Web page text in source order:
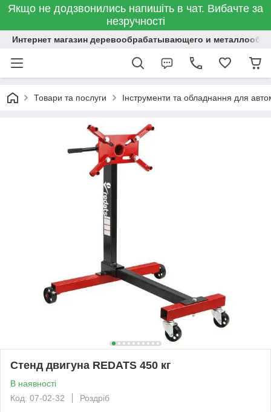
Якщо не додзвонились напишіть в чат. Вибачте за
незручності
Интернет магазин деревообрабатывающего и
Товари та послуги Інструменти та обладнання для
Стенд двигуна REDATS 450 кг
В наявності
Код: 07-02-32
Роздріб